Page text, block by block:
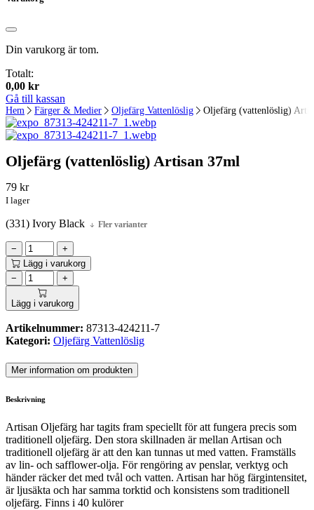
Din varukorg är tom.
Totalt:
0,00 kr
Gå till kassan
Hem Färger & Medier Oljefärg Vattenlöslig Oljefärg (vattenlöslig)
Oljefärg (vattenlöslig) Artisan 37ml
79 kr
I lager
(331) Ivory Black Fler varianter
−
+
Lägg i varukorg
−
+
Lägg i varukorg
Artikelnummer: 87313-424211-7
Kategori: Oljefärg Vattenlöslig
Mer information om produkten
Beskrivning
Artisan Oljefärg har tagits fram speciellt för att fungera precis som
traditionell oljefärg. Den stora skillnaden är mellan Artisan och
traditionell oljefärg är att den kan tunnas ut med vatten. Framställs
av lin- och safflower-olja. För rengöring av penslar, verktyg och
händer räcker det med tvål och vatten. Artisan har hög färgintensitet,
är ljusäkta och har samma torktid och konsistens som traditionell
oljefärg. Finns i 40 kulörer